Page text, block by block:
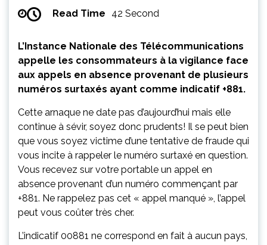
Read Time 42 Second
L’Instance Nationale des Télécommunications
appelle les consommateurs à la vigilance face
aux appels en absence provenant de plusieurs
numéros surtaxés ayant comme indicatif +881.
Cette arnaque ne date pas d’aujourd’hui mais elle
continue à sévir, soyez donc prudents! Il se peut bien
que vous soyez victime d’une tentative de fraude qui
vous incite à rappeler le numéro surtaxé en question.
Vous recevez sur votre portable un appel en
absence provenant d’un numéro commençant par
+881. Ne rappelez pas cet « appel manqué », l’appel
peut vous coûter très cher.
L’indicatif 00881 ne correspond en fait à aucun pays,